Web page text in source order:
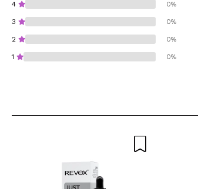
4 0%
3 0%
2 0%
1 0%